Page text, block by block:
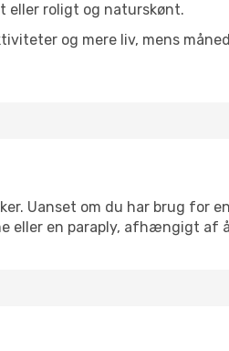
eller roligt og naturskønt.
og mere liv, mens
Uanset om du har brug for
eller en paraply, afhængigt af